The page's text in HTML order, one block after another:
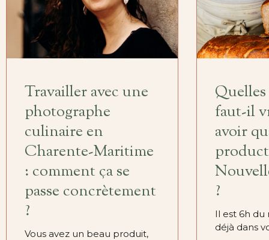
Travailler avec une
photographe
culinaire en
Charente-Maritime
: comment ça se
passe concrètement
?
Vous avez un beau produit,
faut-il
avoir
?
Il est 6h du
déjà dans